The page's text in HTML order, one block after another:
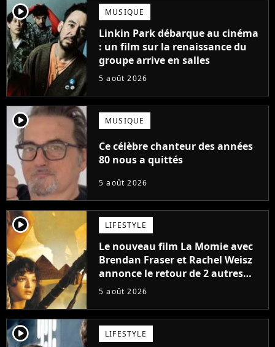
player2 MUSIQUE
Linkin Park débarque au cinéma
: un film sur la renaissance du
groupe arrive en salles
5 août 2026
player2 MUSIQUE
Ce célèbre chanteur des années
80 nous a quittés
5 août 2026
player2 LIFESTYLE
Le nouveau film La Momie avec
Brendan Fraser et Rachel Weisz
annonce le retour de 2 autres
personnages emblématiques de
5 août 2026
player2 LIFESTYLE